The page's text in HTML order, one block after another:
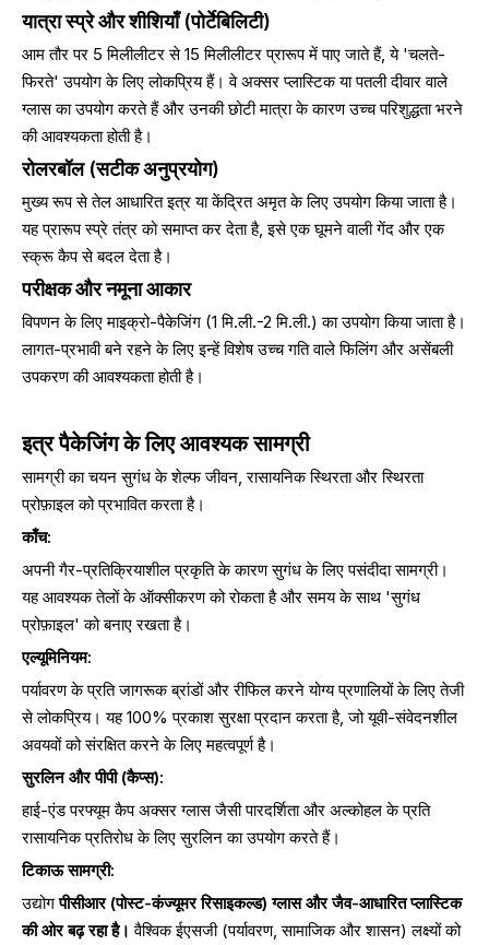
यात्रा स्प्रे और शीशियाँ (पोर्टेबिलिटी)
आम तौर पर 5 मिलीलीटर से 15 मिलीलीटर प्रारूप में पाए जाते हैं, ये 'चलते-
फिरते' उपयोग के लिए लोकप्रिय हैं। वे अक्सर प्लास्टिक या पतली दीवार वाले
ग्लास का उपयोग करते हैं और उनकी छोटी मात्रा के कारण उच्च परिशुद्धता भरने
की आवश्यकता होती है।
रोलरबॉल (सटीक अनुप्रयोग)
मुख्य रूप से तेल आधारित इत्र या केंद्रित अमृत के लिए उपयोग किया जाता है।
यह प्रारूप स्प्रे तंत्र को समाप्त कर देता है, इसे एक घूमने वाली गेंद और एक
स्क्रू कैप से बदल देता है।
परीक्षक और नमूना आकार
विपणन के लिए माइक्रो-पैकेजिंग (1 मि.ली.-2 मि.ली.) का उपयोग किया जाता है।
लागत-प्रभावी बने रहने के लिए इन्हें विशेष उच्च गति वाले फिलिंग और असेंबली
उपकरण की आवश्यकता होती है।
इत्र पैकेजिंग के लिए आवश्यक सामग्री
सामग्री का चयन सुगंध के शेल्फ जीवन, रासायनिक स्थिरता और स्थिरता
प्रोफ़ाइल को प्रभावित करता है।
काँच:
अपनी गैर-प्रतिक्रियाशील प्रकृति के कारण सुगंध के लिए पसंदीदा सामग्री।
यह आवश्यक तेलों के ऑक्सीकरण को रोकता है और समय के साथ 'सुगंध
प्रोफ़ाइल' को बनाए रखता है।
एल्यूमिनियम:
पर्यावरण के प्रति जागरूक ब्रांडों और रीफिल करने योग्य प्रणालियों के लिए तेजी
से लोकप्रिय। यह 100% प्रकाश सुरक्षा प्रदान करता है, जो यूवी-संवेदनशील
अवयवों को संरक्षित करने के लिए महत्वपूर्ण है।
सुरलिन और पीपी (कैप्स):
हाई-एंड परफ्यूम कैप अक्सर ग्लास जैसी पारदर्शिता और अल्कोहल के प्रति
रासायनिक प्रतिरोध के लिए सुरलिन का उपयोग करते हैं।
टिकाऊ सामग्री:
उद्योगपीसीआर (पोस्ट-कंज्यूमर रिसाइकल्ड) ग्लास और जैव-आधारित प्लास्टिक
की ओर बढ़ रहा है। वैश्विक ईएसजी (पर्यावरण, सामाजिक और शासन) लक्ष्यों को